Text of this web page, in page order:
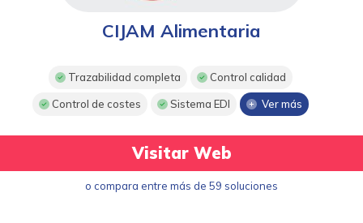
CIJAM Alimentaria
Trazabilidad completa Control calidad
Control de costes Sistema EDI Ver más
Visitar Web
o compara entre más de 59 soluciones